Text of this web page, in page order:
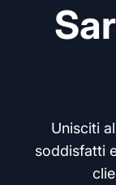
Unisciti
soddisfatti